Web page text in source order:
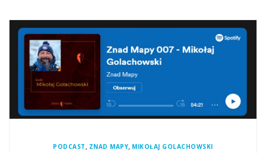
PODCAST , ZNAD MAPY, MIKOŁAJ GOLACHOWSKI